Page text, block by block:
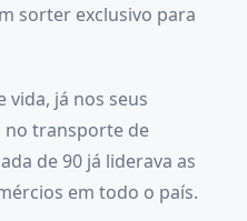
sorter exclusivo para
vida, já nos seus
no transporte de
de 90 já liderava as
em todo o país.